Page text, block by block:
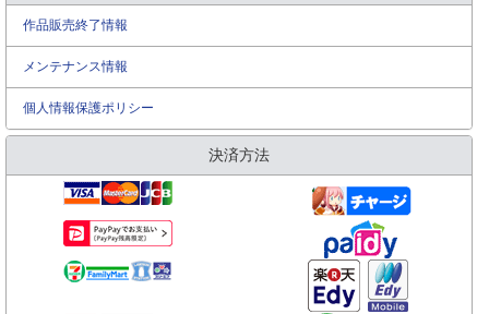
作品販売終了情報
メンテナンス情報
個人情報保護ポリシー
決済方法